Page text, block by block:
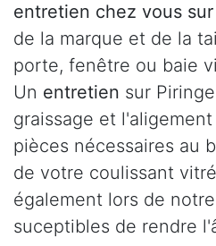
entretien chez vous
de la marque et de la
porte, fenêtre ou baie
Un entretien sur
graissage et
pièces nécessaires au
de votre coulissant
également lors de
suceptibles de rendre